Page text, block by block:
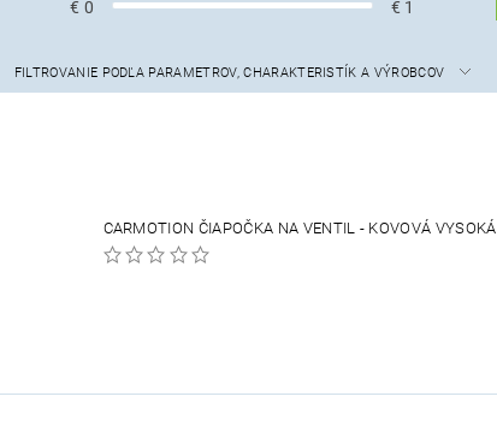
€ 0 € 1
FILTROVANIE PODĽA PARAMETROV, CHARAKTERISTÍK A VÝROBCOV
CARMOTION ČIAPOČKA NA VENTIL - KOVOVÁ VYSOKÁ